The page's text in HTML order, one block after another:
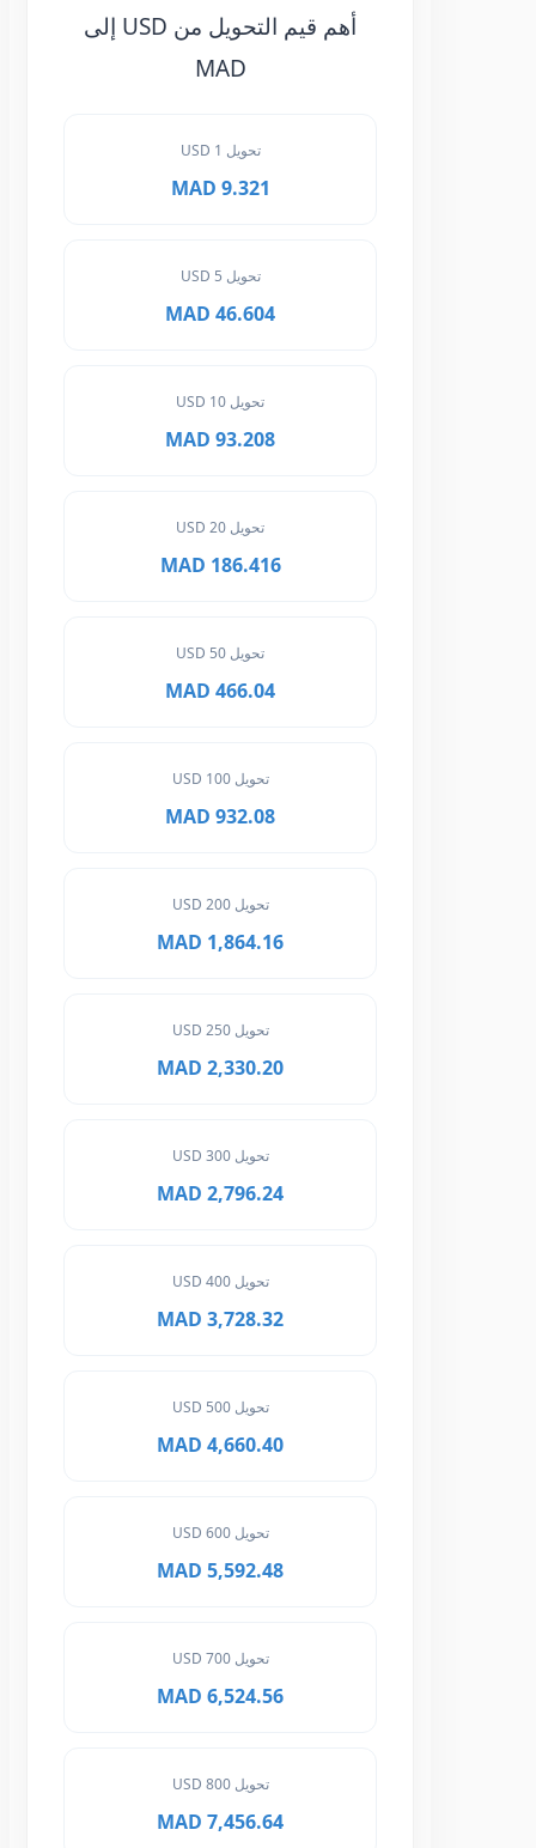
أهم قيم التحويل من USD إلى
MAD
تحويل 1 USD
9.321 MAD
تحويل 5 USD
46.604 MAD
93.208 MAD
186.416 MAD
466.04 MAD
تحويل 100 USD
932.08 MAD
تحويل 200 USD
1,864.16 MAD
تحويل 250 USD
2,330.20 MAD
تحويل 300 USD
2,796.24 MAD
تحويل 400 USD
3,728.32 MAD
تحويل 500 USD
4,660.40 MAD
تحويل 600 USD
5,592.48 MAD
تحويل 700 USD
6,524.56 MAD
تحويل 800 USD
7,456.64 MAD